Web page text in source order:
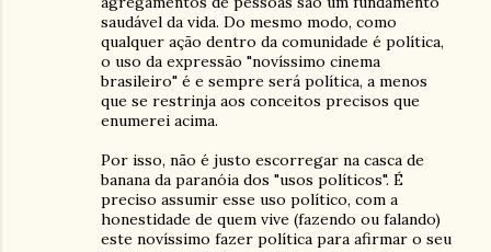
saudável da vida. Do mesmo modo, como
qualquer ação dentro da comunidade é política,
o uso da expressão "novíssimo cinema
brasileiro" é e sempre será política, a menos
que se restrinja aos conceitos precisos que
enumerei acima.
Por isso, não é justo escorregar na casca de
banana da paranóia dos "usos políticos". É
preciso assumir esse uso político, com a
honestidade de quem vive (fazendo ou falando)
este novíssimo fazer política para afirmar o seu